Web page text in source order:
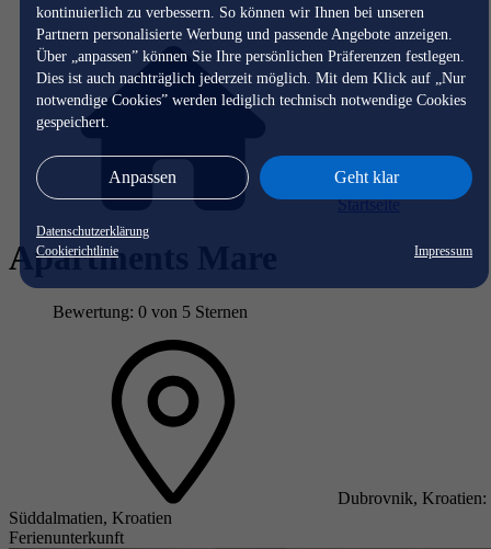
kontinuierlich zu verbessern. So können wir Ihnen bei unseren
Partnern personalisierte Werbung und passende Angebote anzeigen.
Über „anpassen” können Sie Ihre persönlichen Präferenzen festlegen.
Dies ist auch nachträglich jederzeit möglich. Mit dem Klick auf „Nur
notwendige Cookies” werden lediglich technisch notwendige Cookies
gespeichert.
Anpassen Geht klar
Datenschutzerklärung
Cookierichtlinie
Impressum
Startseite
Apartments Mare
Bewertung: 0 von 5 Sternen
Dubrovnik, Kroatien:
Süddalmatien, Kroatien
Ferienunterkunft